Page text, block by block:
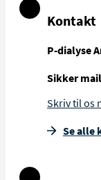
Kontakt
P-dialyse
Sikker mail
Skriv til os
Se alle